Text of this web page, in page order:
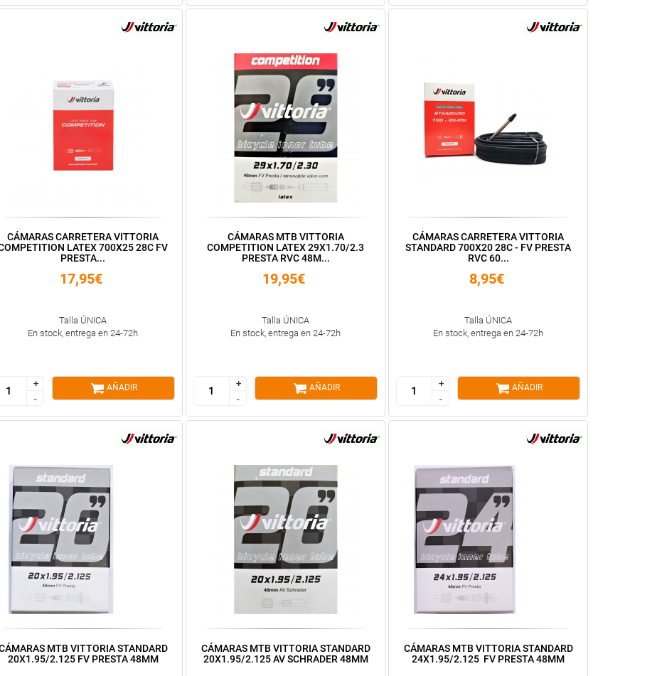
CÁMARAS CARRETERA VITTORIA
LATEX 700X25 28C FV
PRESTA...
17,95€
Talla ÚNICA
En stock, entrega en 24-72h
+
-
+
-
AÑADIR
CÁMARAS MTB VITTORIA
COMPETITION LATEX 29X1.70/2.3
PRESTA RVC 48M...
19,95€
Talla ÚNICA
En stock, entrega en 24-72h
+
-
+
-
AÑADIR
CÁMARAS CARRETERA VITTORIA
STANDARD 700X20 28C - FV PRESTA
RVC 60...
8,95€
Talla ÚNICA
En stock, entrega en 24-72h
+
-
+
-
AÑADIR
MTB VITTORIA STANDARD
20X1.95/2.125 FV PRESTA 48MM
CÁMARAS MTB VITTORIA STANDARD
20X1.95/2.125 AV SCHRADER 48MM
CÁMARAS MTB VITTORIA STANDARD
24X1.95/2.125 FV PRESTA 48MM